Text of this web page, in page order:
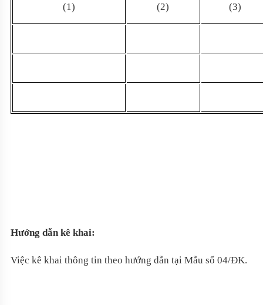
(1) (2) (3)
Hướng dẫn kê khai:
Việc kê khai thông tin theo hướng dẫn tại Mẫu số 04/ĐK.